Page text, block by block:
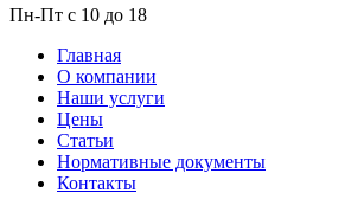
Пн-Пт с 10 до 18
Главная
О компании
Наши услуги
Цены
Статьи
Нормативные документы
Контакты